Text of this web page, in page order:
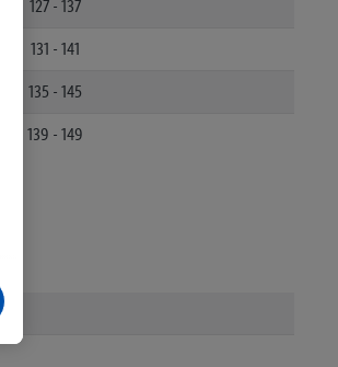
127 - 137
131 - 141
135 - 145
139 - 149